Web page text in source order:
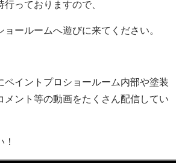
っておりますので、
ールームへ遊びに来てください。
ペイントプロショールーム内部や塗装
メント等の動画をたくさん配信してい